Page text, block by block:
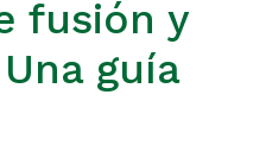
fusión y
guía